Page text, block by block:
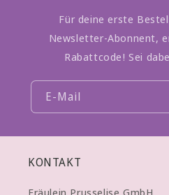
Für deine erste
Newsletter-Abonnent,
Rabattcode! Sei
E-Mail
KONTAKT
Fräulein Prusselise GmbH